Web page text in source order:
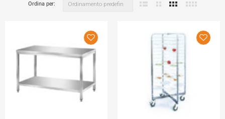
Ordina per: